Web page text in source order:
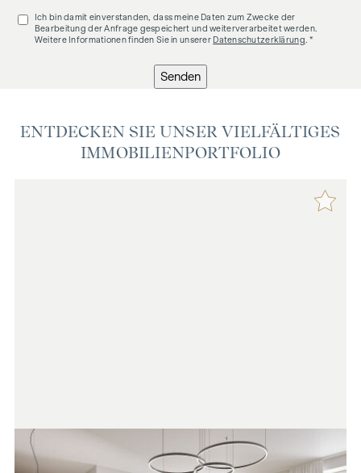
Ich bin damit einverstanden, dass meine Daten zum Zwecke der
Bearbeitung der Anfrage gespeichert und weiterverarbeitet werden.
Weitere Informationen finden Sie in unserer Datenschutzerklärung . *
Senden
ENTDECKEN SIE UNSER VIELFÄLTIGES
IMMOBILIENPORTFOLIO